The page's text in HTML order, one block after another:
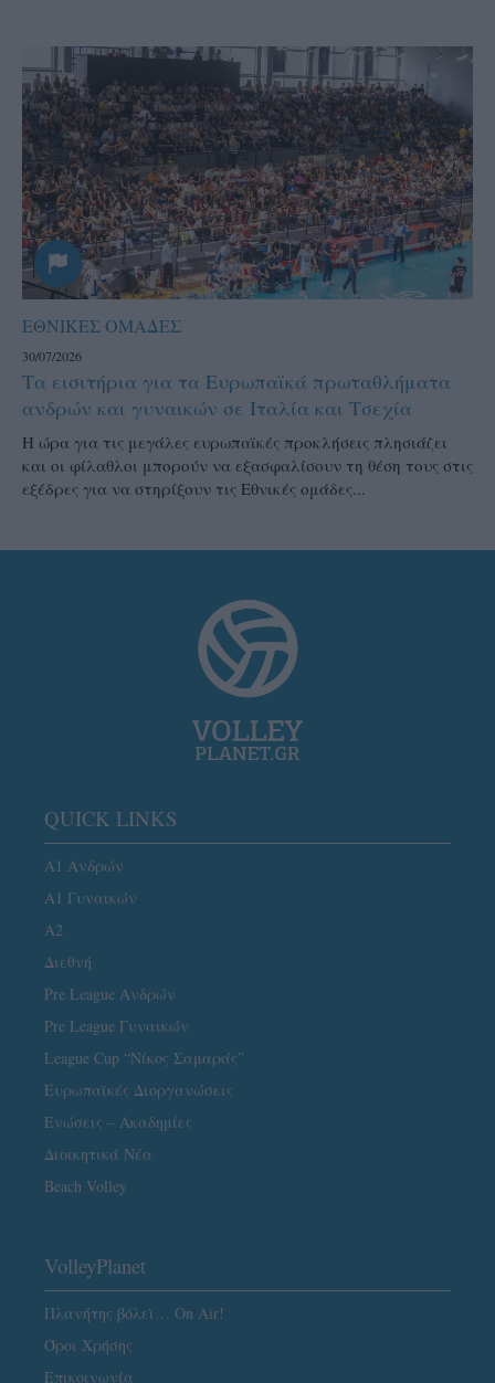
ΕΘΝΙΚΕΣ ΟΜΑΔΕΣ
30/07/2026
Τα εισιτήρια για τα Ευρωπαϊκά πρωταθλήματα
ανδρών και γυναικών σε Ιταλία και Τσεχία
Η ώρα για τις μεγάλες ευρωπαϊκές προκλήσεις πλησιάζει
και οι φίλαθλοι μπορούν να εξασφαλίσουν τη θέση τους στις
εξέδρες για να στηρίξουν τις Εθνικές ομάδες...
QUICK LINKS
Α1 Ανδρών
Α1 Γυναικών
A2
Διεθνή
Pre League Ανδρών
Pre League Γυναικών
League Cup “Νίκος Σαμαράς”
Ευρωπαϊκές Διοργανώσεις
Ενώσεις – Ακαδημίες
Διοικητικά Νέα
Beach Volley
VolleyPlanet
Πλανήτης βόλεϊ… On Air!
Όροι Χρήσης
Επικοινωνία